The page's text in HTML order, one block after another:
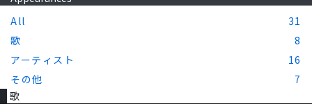
All
31
歌
8
アーティスト
16
その他
7
歌